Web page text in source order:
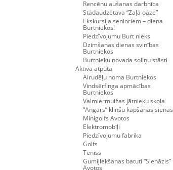
Rencēnu aušanas darbnīca
Stādaudzētava “Zaļā oāze”
Ekskursija senioriem – diena
Burtniekos!
Piedzīvojumu Burt nieks
Dzimšanas dienas svinības
Burtniekos
Burtnieku novada soliņu stāsti
Aktīvā atpūta
Airudēļu noma Burtniekos
Vindsērfinga apmācības
Burtniekos
Valmiermuižas jātnieku skola
“Angārs” klinšu kāpšanas sienas
Minigolfs Avotos
Elektromobīļi
Piedzīvojumu fabrika
Golfs
Teniss
Gumijlekšanas batuti “Sienāzis”
Avotos